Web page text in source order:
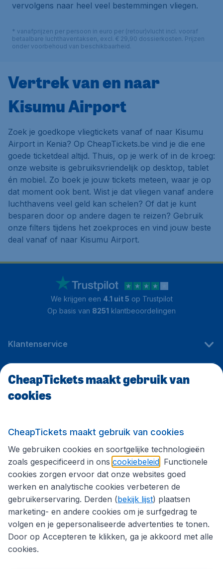
vervolgens naar heel veel bestemmingen vliegen.
* vanafprijzen per persoon in euro per (retour)vlucht incl. vooraf
betaalbare luchthaventaksen, excl. € 29,90 dossierkosten. Prijzen
onder voorbehoud van beschikbaarheid.
Vertrek van en naar
Kisumu Airport
Zoek je goedkope vliegtickets vanaf of naar Kisumu
Airport in Kenia? Op CheapTickets.be vind je die ene
goede ticketdeal altijd. Thuis, op je werk of in de kroeg:
onze website is gebruiksvriendelijk op desktop, tablet
én mobiel. Zo boek je jouw tickets meteen, waar je op
dat moment ook bent. Wist je dat vliegen vanaf andere
luchthavens veel geld kan schelen? Of dat je kunt
besparen door op andere dagen te reizen? Gebruik
onze filters tijdens het zoekproces en vind jouw beste
deal vanaf of naar Kisumu Airport.
We krijgen een 4.1 uit 5 op Trustpilot
Op basis van 8251 klantbeoordelingen
Klantenservice
CheapTickets.be
Volg CheapTickets.be
CheapTickets maakt gebruik van
cookies
CheapTickets maakt gebruik van cookies
We gebruiken cookies en soortgelijke technologieën
zoals gespecificeerd in ons cookiebeleid . Functionele
cookies zorgen ervoor dat onze websites goed
werken en analytische cookies verbeteren de
gebruikerservaring. Derden (bekijk lijst) plaatsen
marketing- en andere cookies om je surfgedrag te
volgen en je gepersonaliseerde advertenties te tonen.
Door op Accepteren te klikken, ga je akkoord met alle
cookies.